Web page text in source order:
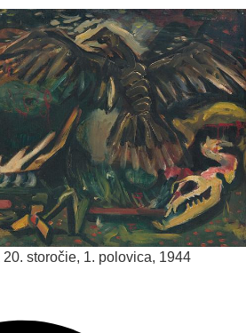
20. storočie, 1. polovica, 1944